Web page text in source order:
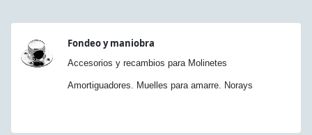
Fondeo y maniobra
Accesorios y recambios para Molinetes
Amortiguadores. Muelles para amarre. Norays